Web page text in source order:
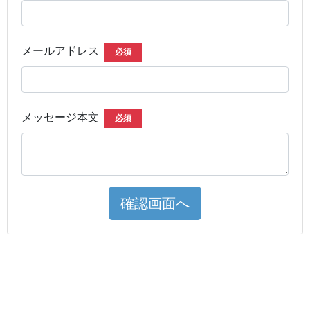
メールアドレス 必須
メッセージ本文 必須
確認画面へ